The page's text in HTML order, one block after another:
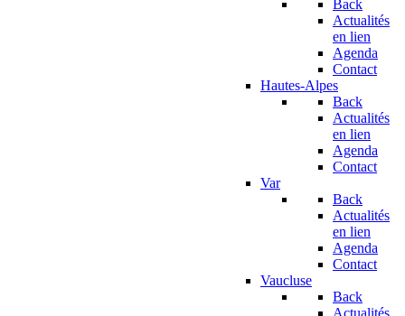
Back
Actualités
en lien
Agenda
Contact
Hautes-Alpes
Back
Actualités
en lien
Agenda
Contact
Var
Back
Actualités
en lien
Agenda
Contact
Vaucluse
Back
Actualités